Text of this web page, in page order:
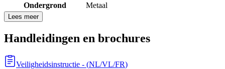
Ondergrond
Metaal
Lees meer
Handleidingen en brochures
Veiligheidsinstructie - (NL/VL/FR)